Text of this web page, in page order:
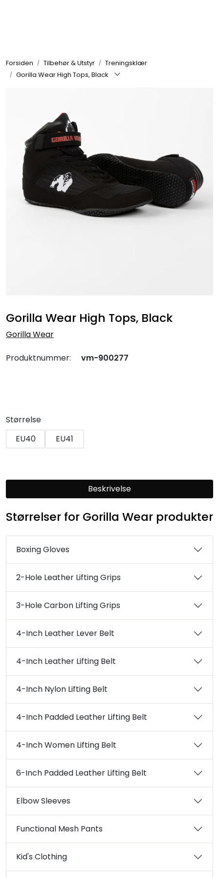
Forsiden Tilbehør & Utstyr
Treningsklær
Gorilla Wear High Tops, Black
Gorilla Wear High Tops, Black
Gorilla Wear
Produktnummer: vm-900277
Størrelse
EU40
EU41
Beskrivelse
Størrelser for Gorilla Wear produkter
Boxing Gloves
2-Hole Leather Lifting Grips
3-Hole Carbon Lifting Grips
4-Inch Leather Lever Belt
4-Inch Leather Lifting Belt
4-Inch Nylon Lifting Belt
4-Inch Padded Leather Lifting Belt
4-Inch Women Lifting Belt
6-Inch Padded Leather Lifting Belt
Elbow Sleeves
Functional Mesh Pants
Kid's Clothing
Nyheter
Mat & Drikke
Tilbehør & Utstyr
Tilbud